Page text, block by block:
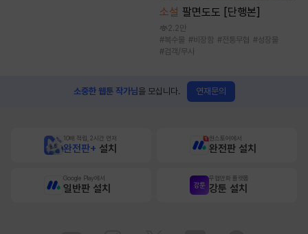
소설 팔면도도 [단행본]
2.2만
#복수물 #비장함 #전통무협 #성장물
#검객/무사
소중한 웹툰 작가님을 모십니다. 연재문의
10배 적립, 2시간 먼저
완전판+ 설치
원스토어에서
완전판 설치
Google Play에서
일반판 설치
무협만화 플랫폼
강툰 설치